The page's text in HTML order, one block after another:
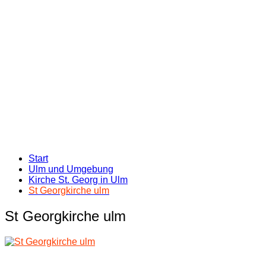
Start
Ulm und Umgebung
Kirche St. Georg in Ulm
St Georgkirche ulm
St Georgkirche ulm